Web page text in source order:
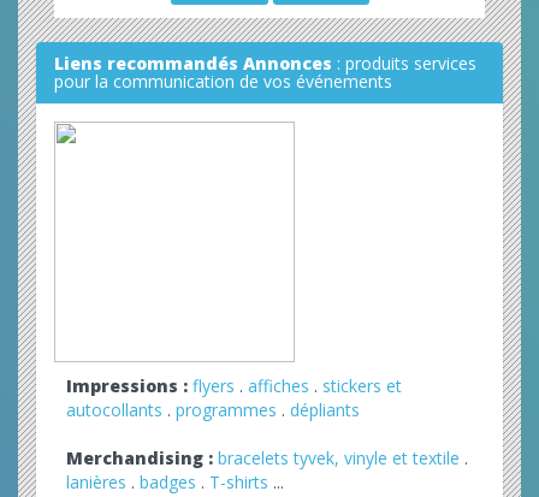
Liens recommandés Annonces : produits services
pour la communication de vos événements
Impressions : flyers . affiches . stickers et
autocollants . programmes . dépliants
Merchandising : bracelets tyvek, vinyle et textile .
lanières . badges . T-shirts ...